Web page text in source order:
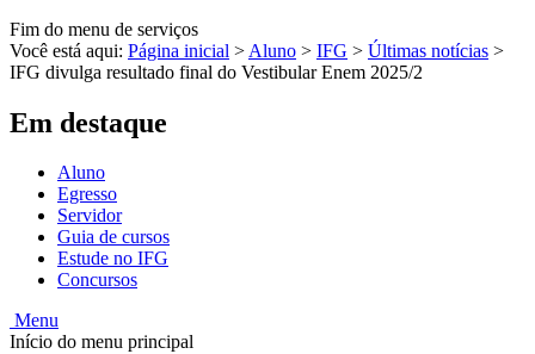
Fim do menu de serviços
Você está aqui: Página inicial > Aluno > IFG > Últimas notícias >
IFG divulga resultado final do Vestibular Enem 2025/2
Em destaque
Aluno
Egresso
Servidor
Guia de cursos
Estude no IFG
Concursos
Menu
Início do menu principal